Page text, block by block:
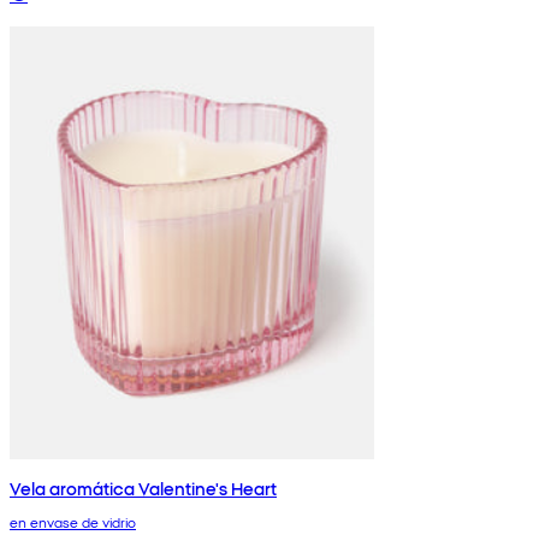
Vela aromática Valentine's Heart
en envase de vidrio